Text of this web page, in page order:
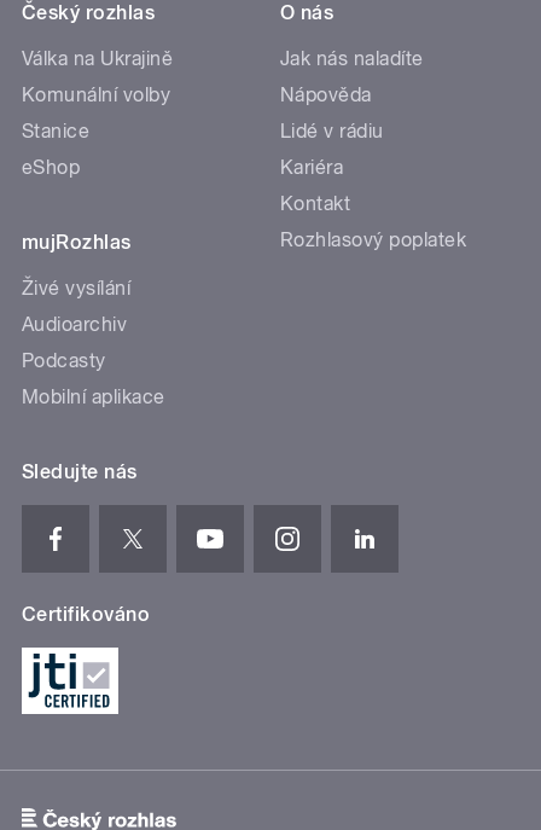
Český rozhlas
Válka na Ukrajině
Komunální volby
Stanice
eShop
mujRozhlas
Živé vysílání
Audioarchiv
Podcasty
Mobilní aplikace
O nás
Jak nás naladíte
Nápověda
Lidé v rádiu
Kariéra
Kontakt
Rozhlasový poplatek
Sledujte nás
Certifikováno